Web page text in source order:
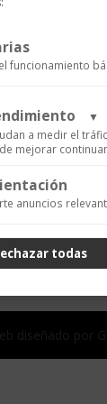
funcionamiento
▼
a medir el
mejorar
para recopilar
de la experiencia
anuncios
todas